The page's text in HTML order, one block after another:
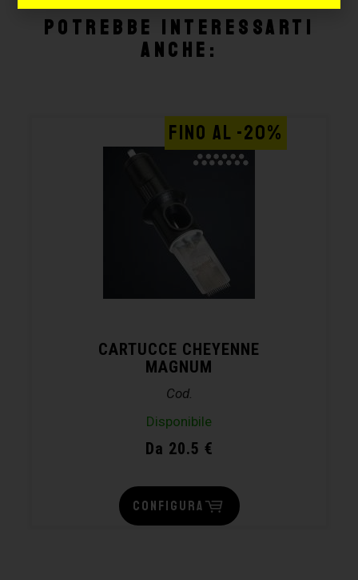
Potrebbe interessarti
anche:
CARTUCCE CHEYENNE
MAGNUM
Cod.
Disponibile
Da 20.5 €
FINO AL -20%
CONFIGURA